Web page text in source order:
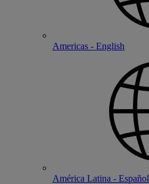
Americas - English
América Latina - Español